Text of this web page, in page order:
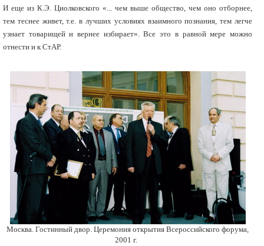
И еще из К.Э. Циолковского «... чем выше общество, чем оно отборнее,
тем теснее живет, т.е. в лучших условиях взаимного познания, тем легче
узнает товарищей и вернее избирает». Все это в равной мере можно
отнести и к СтАР.
Москва. Гостинный двор. Церемония открытия Всероссийского форума,
2001 г.